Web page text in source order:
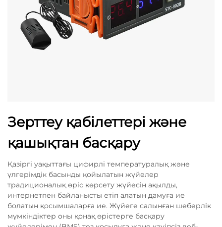
Зерттеу қабілеттері және
қашықтан басқару
Қазіргі уақыттағы цифирлі температуралық және
үлгерімдік басынды қойылатын жүйелер
традиционалық өріс көрсету жүйесін ақылды,
интернетпен байланысты етіп алатын дамуға ие
болатын қосымшаларға ие. Жүйеге салынған шеберлік
мүмкіндіктер оны қонақ өрістерге басқару